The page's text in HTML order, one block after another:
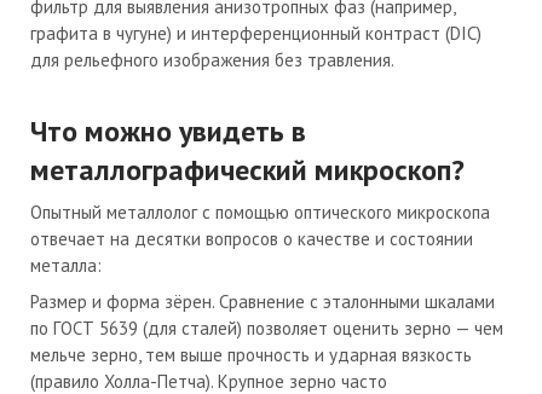
фильтр для выявления анизотропных фаз (например,
графита в чугуне) и интерференционный контраст (DIC)
для рельефного изображения без травления.
Что можно увидеть в
металлографический микроскоп?
Опытный металлолог с помощью оптического микроскопа
отвечает на десятки вопросов о качестве и состоянии
металла:
Размер и форма зёрен. Сравнение с эталонными шкалами
по ГОСТ 5639 (для сталей) позволяет оценить зерно — чем
мельче зерно, тем выше прочность и ударная вязкость
(правило Холла-Петча). Крупное зерно часто